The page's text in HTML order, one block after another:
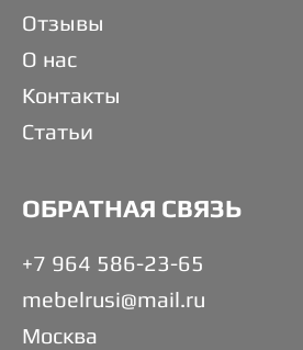
Отзывы
О нас
Контакты
Статьи
ОБРАТНАЯ СВЯЗЬ
+7 964 586-23-65
mebelrusi@mail.ru
Москва